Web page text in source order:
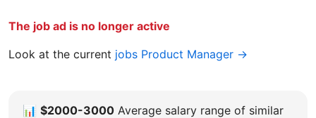
The job ad is no longer active
Look at the current jobs Product Manager →
📊 $2000-3000 Average salary range of similar